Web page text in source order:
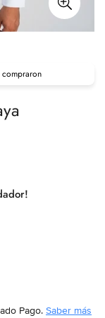
Pago. Saber más